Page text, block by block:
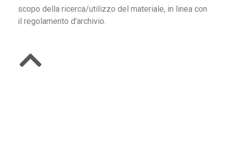
scopo della ricerca/utilizzo del materiale, in linea con
il regolamento d’archivio.